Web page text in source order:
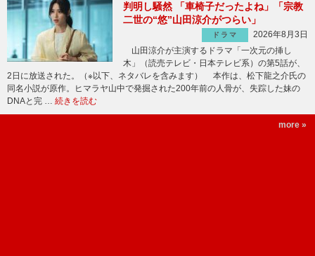
判明し騒然 「車椅子だったよね」「宗教
二世の“悠”山田涼介がつらい」
ドラマ
2026年8月3日
山田涼介が主演するドラマ「一次元の挿し
木」（読売テレビ・日本テレビ系）の第5話が、
2日に放送された。（※以下、ネタバレを含みます） 本作は、松下龍之介氏の
同名小説が原作。ヒマラヤ山中で発掘された200年前の人骨が、失踪した妹の
DNAと完 … 続きを読む
more »